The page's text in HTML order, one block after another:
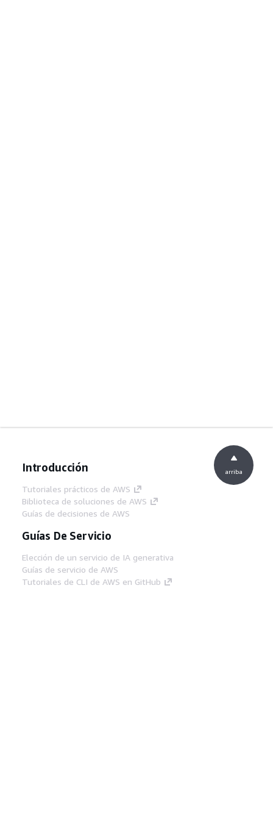
Introducción
Tutoriales prácticos de AWS
Biblioteca de soluciones de AWS
Guías de decisiones de AWS
Guías De Servicio
Elección de un servicio de IA generativa
Guías de servicio de AWS
Tutoriales de CLI de AWS en GitHub
arriba